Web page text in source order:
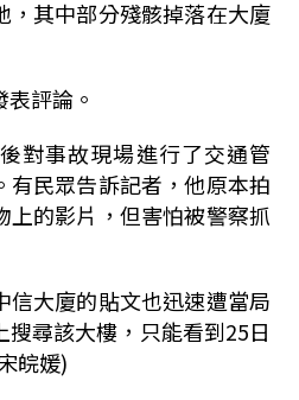
，其中部分殘骸掉落在大廈
評論。
對事故現場進行了交通管
有民眾告訴記者，他原本拍
上的影片，但害怕被警察抓
信大廈的貼文也迅速遭當局
尋該大樓，只能看到25日
皖媛)